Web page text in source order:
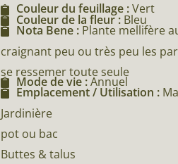
Couleur du feuillage :Vert
Couleur de la fleur : Bleu
Nota Bene : Plante mellifère
craignant peu ou très peu les
se ressemer toute seule
Mode de vie :Annuel
Emplacement / Utilisation :
Jardinière
pot ou bac
Buttes & talus